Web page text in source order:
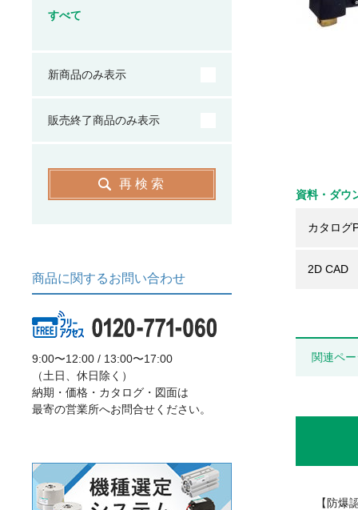
資料・ダウ
カタログ
2D CAD
関連ペ
【防爆
すべて
新商品のみ表示
販売終了商品のみ表示
再検索
商品に関するお問い合わせ
9:00〜12:00 / 13:00〜17:00
（土日、休日除く）
納期・価格・カタログ・図面は
最寄の営業所へお問合せください。